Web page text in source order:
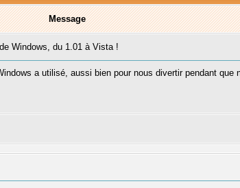
Message
Windows, du 1.01 à Vista !
a utilisé, aussi bien pour nous divertir pendant